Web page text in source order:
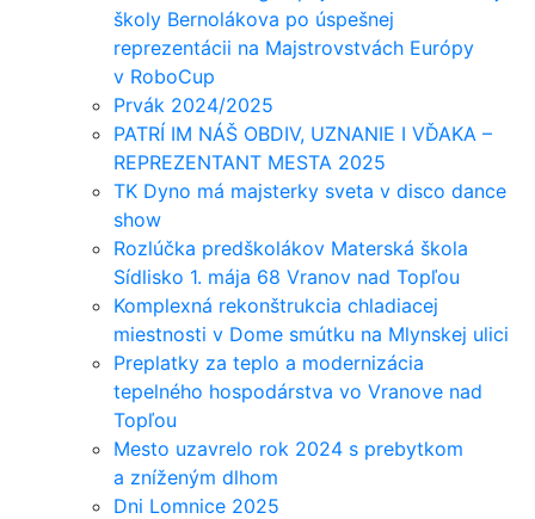
školy Bernolákova po úspešnej
reprezentácii na Majstrovstvách Európy
v RoboCup
Prvák 2024/2025
PATRÍ IM NÁŠ OBDIV, UZNANIE I VĎAKA –
REPREZENTANT MESTA 2025
TK Dyno má majsterky sveta v disco dance
show
Rozlúčka predškolákov Materská škola
Sídlisko 1. mája 68 Vranov nad Topľou
Komplexná rekonštrukcia chladiacej
miestnosti v Dome smútku na Mlynskej ulici
Preplatky za teplo a modernizácia
tepelného hospodárstva vo Vranove nad
Topľou
Mesto uzavrelo rok 2024 s prebytkom
a zníženým dlhom
Dni Lomnice 2025